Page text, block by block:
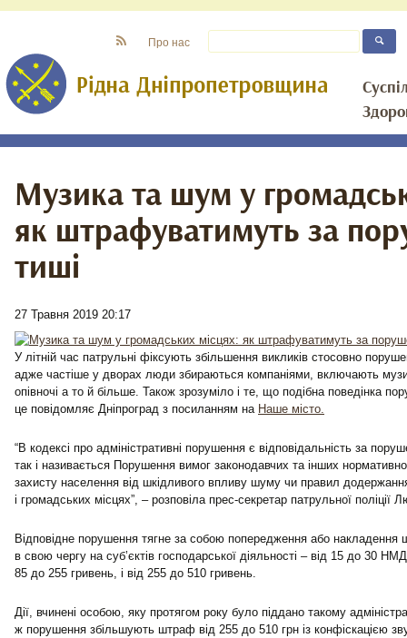
Про нас
Музика та шум у
як штрафуватимуть за
тиші
27 Травня 2019 20:17
У літній час патрульні фіксують збільшення викликів стосовно
адже частіше у дворах люди збираються компаніями, включають
опівночі а то й більше. Також зрозуміло і те, що подібна поведінка
це повідомляє Дніпроград з посиланням на Наше місто.
“В кодексі про адміністративні порушення є відповідальність за
так і називається Порушення вимог законодавчих та інших
захисту населення від шкідливого впливу шуму чи правил
і громадських місцях”, – розповіла прес-секретар патрульної
Відповідне порушення тягне за собою попередження або
в свою чергу на суб’єктів господарської діяльності – від 15 до 30
85 до 255 гривень, і від 255 до 510 гривень.
Дії, вчинені особою, яку протягом року було піддано такому
ж порушення збільшують штраф від 255 до 510 грн із конфіскацією